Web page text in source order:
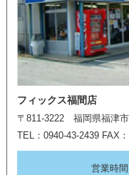
フィックス福間店
〒811-3222 福岡県福津
TEL：0940-43-2439 FAX
営業時